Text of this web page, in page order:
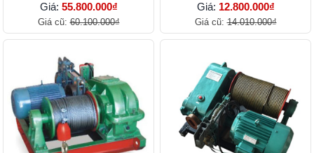
Giá: 55.800.000₫
Giá cũ:60.100.000₫
Giá: 12.800.000₫
Giá cũ:14.010.000₫